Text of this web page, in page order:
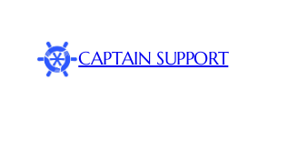
content
CAPTAIN SUPPORT